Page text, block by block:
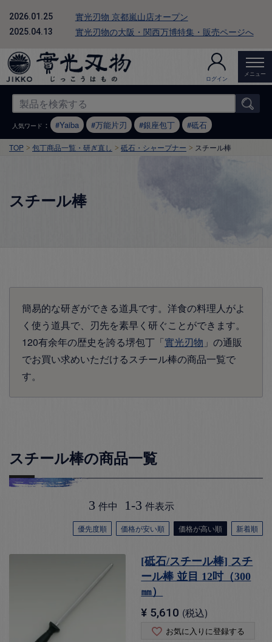
2026.01.25 實光刃物 京都嵐山店オープン
2025.04.13 實光刃物の大阪・関西万博特集・販売ページへ
ログイン
メニュー
人気ワード ： Yaiba 万能片刃 銀座包丁 砥石
TOP 包丁商品一覧・研ぎ直し 砥石・シャープナー スチール棒
スチール棒
簡易的な研ぎができる道具です。洋食の料理人がよ
く使う道具で、刃先を素早く研ぐことができます。
120有余年の歴史を誇る堺包丁「實光刃物 」の通販
でお買い求めいただけるスチール棒の商品一覧で
す。
スチール棒の商品一覧
優先度順 価格が安い順 価格が高い順 新着順
3 件中 1-3 件表示
[砥石/スチール棒] スチ
ール棒 並目 12吋（300
㎜）
¥ 5,610 税込
お気に入りに登録する